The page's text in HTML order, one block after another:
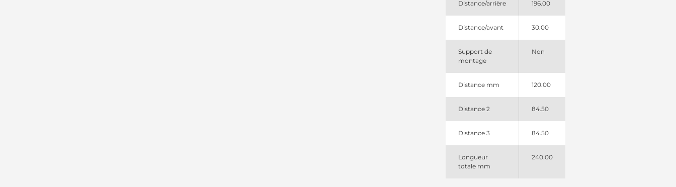
Distance/arrière 196.00
Distance/avant 30.00
Support de
montage
Non
Distance mm 120.00
Distance 2 84.50
Distance 3 84.50
Longueur
totale mm
240.00